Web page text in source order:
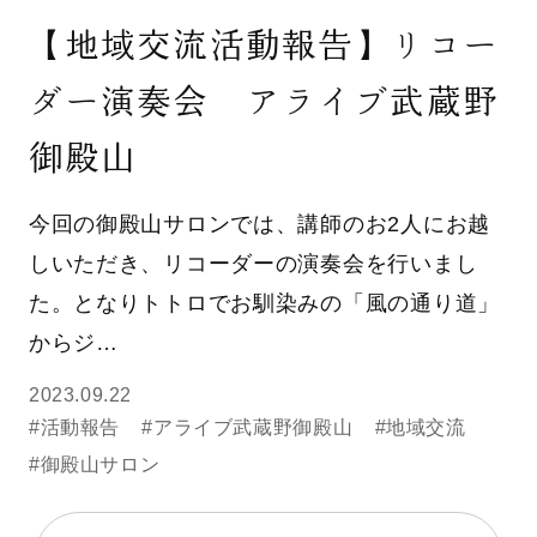
【地域交流活動報告】リコー
ダー演奏会 アライブ武蔵野
御殿山
今回の御殿山サロンでは、講師のお2人にお越
しいただき、リコーダーの演奏会を行いまし
た。となりトトロでお馴染みの「風の通り道」
からジ…
2023.09.22
#活動報告
#アライブ武蔵野御殿山
#地域交流
#御殿山サロン